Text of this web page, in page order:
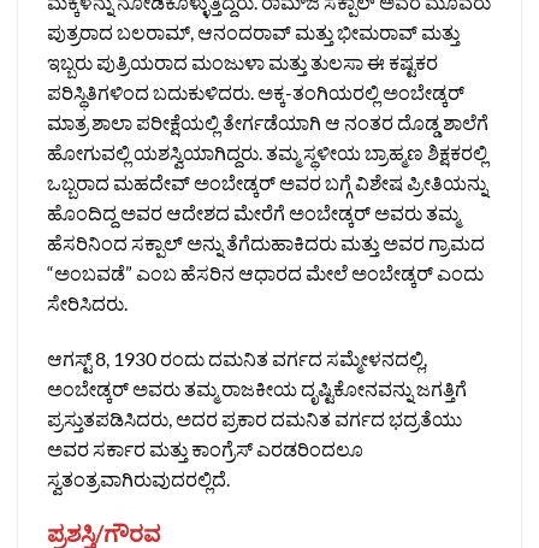
ಪುತ್ರರಾದ ಬಲರಾಮ್, ಆನಂದರಾವ್ ಮತ್ತು ಭೀಮರಾವ್ ಮತ್ತು
ಇಬ್ಬರು ಪುತ್ರಿಯರಾದ ಮಂಜುಳಾ ಮತ್ತು ತುಲಸಾ ಈ ಕಷ್ಟಕರ
ಪರಿಸ್ಥಿತಿಗಳಿಂದ ಬದುಕುಳಿದರು. ಅಕ್ಕ-ತಂಗಿಯರಲ್ಲಿ ಅಂಬೇಡ್ಕರ್
ಮಾತ್ರ ಶಾಲಾ ಪರೀಕ್ಷೆಯಲ್ಲಿ ತೇರ್ಗಡೆಯಾಗಿ ಆ ನಂತರ ದೊಡ್ಡ ಶಾಲೆಗೆ
ಹೋಗುವಲ್ಲಿ ಯಶಸ್ವಿಯಾಗಿದ್ದರು. ತಮ್ಮ ಸ್ಥಳೀಯ ಬ್ರಾಹ್ಮಣ ಶಿಕ್ಷಕರಲ್ಲಿ
ಒಬ್ಬರಾದ ಮಹದೇವ್ ಅಂಬೇಡ್ಕರ್ ಅವರ ಬಗ್ಗೆ ವಿಶೇಷ ಪ್ರೀತಿಯನ್ನು
ಹೊಂದಿದ್ದ ಅವರ ಆದೇಶದ ಮೇರೆಗೆ ಅಂಬೇಡ್ಕರ್ ಅವರು ತಮ್ಮ
ಹೆಸರಿನಿಂದ ಸಕ್ಪಾಲ್ ಅನ್ನು ತೆಗೆದುಹಾಕಿದರು ಮತ್ತು ಅವರ ಗ್ರಾಮದ
“ಅಂಬವಡೆ” ಎಂಬ ಹೆಸರಿನ ಆಧಾರದ ಮೇಲೆ ಅಂಬೇಡ್ಕರ್ ಎಂದು
ಸೇರಿಸಿದರು.
ಆಗಸ್ಟ್ 8, 1930 ರಂದು ದಮನಿತ ವರ್ಗದ ಸಮ್ಮೇಳನದಲ್ಲಿ,
ಅಂಬೇಡ್ಕರ್ ಅವರು ತಮ್ಮ ರಾಜಕೀಯ ದೃಷ್ಟಿಕೋನವನ್ನು ಜಗತ್ತಿಗೆ
ಪ್ರಸ್ತುತಪಡಿಸಿದರು, ಅದರ ಪ್ರಕಾರ ದಮನಿತ ವರ್ಗದ ಭದ್ರತೆಯು
ಅವರ ಸರ್ಕಾರ ಮತ್ತು ಕಾಂಗ್ರೆಸ್ ಎರಡರಿಂದಲೂ
ಸ್ವತಂತ್ರವಾಗಿರುವುದರಲ್ಲಿದೆ.
ಪ್ರಶಸ್ತಿ/ಗೌರವ